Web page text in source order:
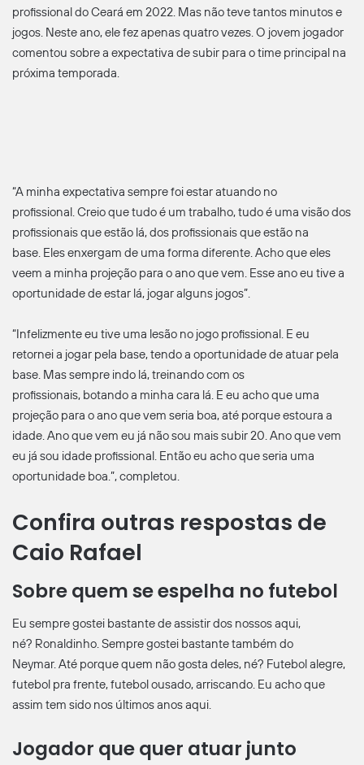
profissional do Ceará em 2022. Mas não teve tantos minutos e
jogos. Neste ano, ele fez apenas quatro vezes. O jovem jogador
comentou sobre a expectativa de subir para o time principal na
próxima temporada.
“A minha expectativa sempre foi estar atuando no
profissional. Creio que tudo é um trabalho, tudo é uma visão dos
profissionais que estão lá, dos profissionais que estão na
base. Eles enxergam de uma forma diferente. Acho que eles
veem a minha projeção para o ano que vem. Esse ano eu tive a
oportunidade de estar lá, jogar alguns jogos”.
“Infelizmente eu tive uma lesão no jogo profissional. E eu
retornei a jogar pela base, tendo a oportunidade de atuar pela
base. Mas sempre indo lá, treinando com os
profissionais, botando a minha cara lá. E eu acho que uma
projeção para o ano que vem seria boa, até porque estoura a
idade. Ano que vem eu já não sou mais subir 20. Ano que vem
eu já sou idade profissional. Então eu acho que seria uma
oportunidade boa.”, completou.
Confira outras respostas de
Caio Rafael
Sobre quem se espelha no futebol
Eu sempre gostei bastante de assistir dos nossos aqui,
né? Ronaldinho. Sempre gostei bastante também do
Neymar. Até porque quem não gosta deles, né? Futebol alegre,
futebol pra frente, futebol ousado, arriscando. Eu acho que
assim tem sido nos últimos anos aqui.
Jogador que quer atuar junto